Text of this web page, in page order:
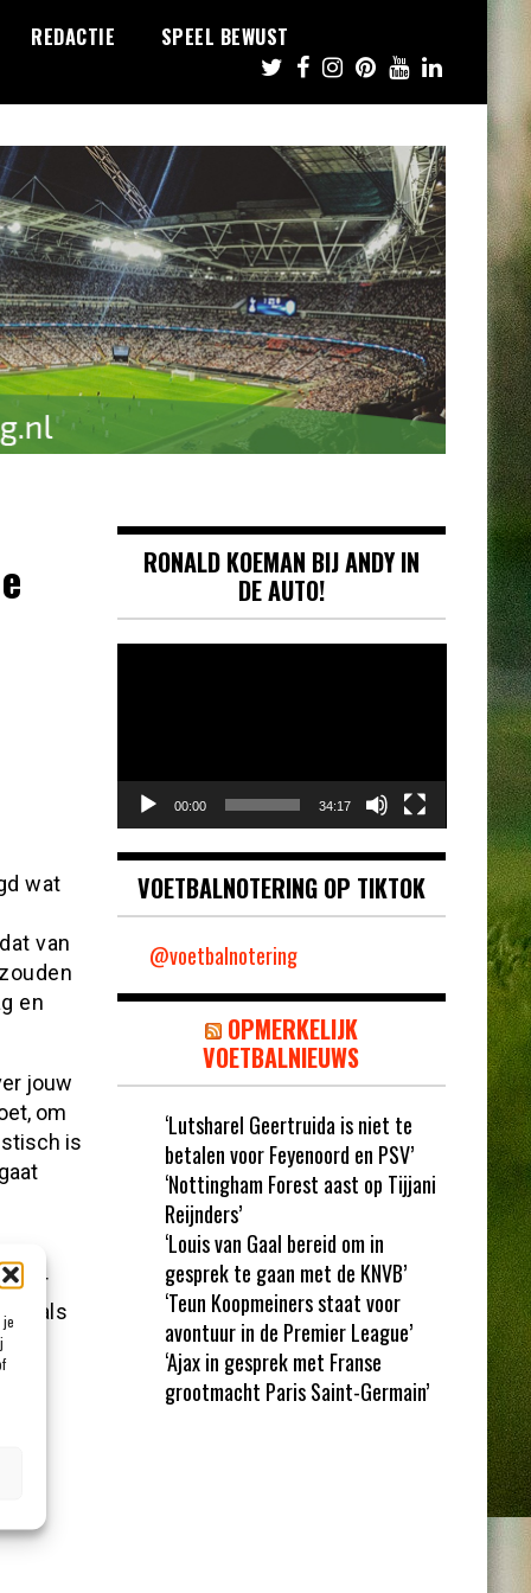
REDACTIE SPEEL BEWUST
wat
van
en
jouw
om
is
er
als
RONALD KOEMAN BIJ ANDY IN
DE AUTO!
00:00 34:17
VOETBALNOTERING OP TIKTOK
@voetbalnotering
OPMERKELIJK
VOETBALNIEUWS
‘Lutsharel Geertruida is niet te
betalen voor Feyenoord en PSV’
‘Nottingham Forest aast op Tijjani
Reijnders’
‘Louis van Gaal bereid om in
gesprek te gaan met de KNVB’
‘Teun Koopmeiners staat voor
avontuur in de Premier League’
‘Ajax in gesprek met Franse
grootmacht Paris Saint-Germain’